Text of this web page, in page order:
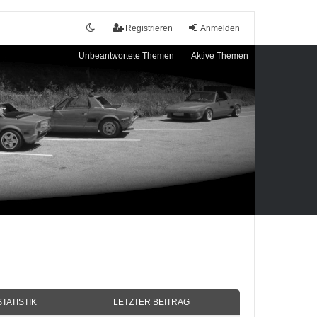
Anmelden
Registrieren
Unbeantwortete Themen Aktive Themen
LETZTER BEITRAG